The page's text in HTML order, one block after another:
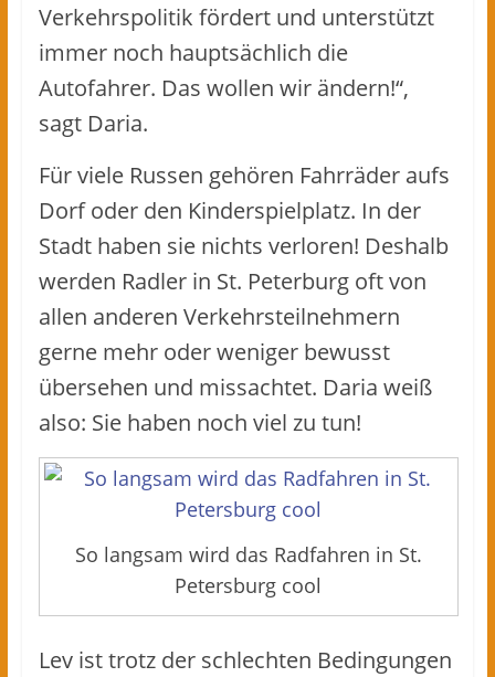
Verkehrspolitik fördert und unterstützt
immer noch hauptsächlich die
Autofahrer. Das wollen wir ändern!“,
sagt Daria.
Für viele Russen gehören Fahrräder aufs
Dorf oder den Kinderspielplatz. In der
Stadt haben sie nichts verloren! Deshalb
werden Radler in St. Peterburg oft von
allen anderen Verkehrsteilnehmern
gerne mehr oder weniger bewusst
übersehen und missachtet. Daria weiß
also: Sie haben noch viel zu tun!
So langsam wird das Radfahren in St.
Petersburg cool
Lev ist trotz der schlechten Bedingungen